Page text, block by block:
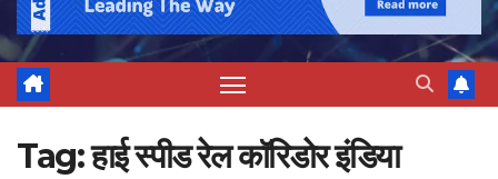
Tag:हाई स्पीड रेल कॉरिडोर इंडिया